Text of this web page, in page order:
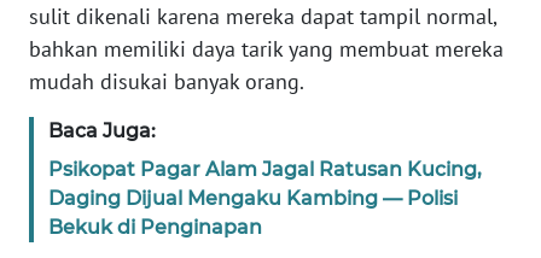
sulit dikenali karena mereka dapat tampil normal,
bahkan memiliki daya tarik yang membuat mereka
mudah disukai banyak orang.
Baca Juga:
Psikopat Pagar Alam Jagal Ratusan Kucing,
Daging Dijual Mengaku Kambing — Polisi
Bekuk di Penginapan
KONTAK
KAMI
INFO
IKLAN
TENTANG